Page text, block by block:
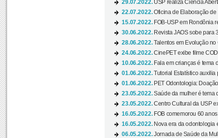
29.07.2022. USP realiza Ciência
22.07.2022.Oficina de Elaboração de
15.07.2022. FOB-USP em Rondônia
30.06.2022. Revista JAOS sobe para
28.06.2022.Talentos em Evolução no
24.06.2022.CinePET exibe filme
10.06.2022. Fala em crianças é tema
01.06.2022.Tutorial Estatístico auxilia
01.06.2022. PET Odontologia:
23.05.2022.Saúde da mulher é tema
23.05.2022.Centro Cultural da USP
16.05.2022. FOB comemorou 60
16.05.2022. Nova era da odontologia
06.05.2022.Jornada de Saúde da